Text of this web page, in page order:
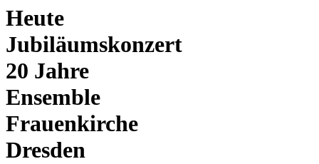
Heute
Jubiläumskonzert
20 Jahre
Ensemble
Frauenkirche
Dresden